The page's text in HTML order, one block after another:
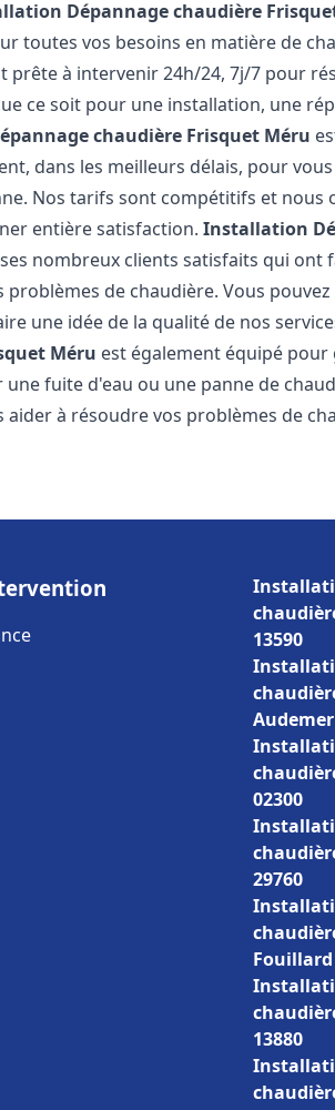
Dépannage chaudière
toutes vos besoins en matière de
prête à intervenir 24h/24, 7j/7 pour
ce soit pour une installation, une
chaudière Frisquet Méru
dans les meilleurs délais, pour
Nos tarifs sont compétitifs et
entière satisfaction.Installation
nombreux clients satisfaits qui ont
de chaudière. Vous
une idée de la qualité de nos
Méru est également équipé
fuite d'eau ou une panne de
à résoudre vos problèmes de
13590
02300
29760
Fouillard
13880